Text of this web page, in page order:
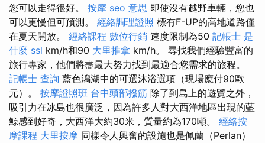
您可以走得很好。 按摩 seo 意思 即使沒有越野車輛，您也
可以更慢但可預測。 經絡調理證照 標有F-UP的高地道路僅
在夏天開放。 經絡課程 數位行銷 速度限制為50 記帳士 是
什麼 ssl km/h和90 大里推拿 km/h。 尋找我們經驗豐富的
旅行專家，他們將盡最大努力找到最適合您需求的旅程。
記帳士 查詢 藍色潟湖中的可選沐浴選項（現場應付90歐
元）。 按摩證照班 台中頭部撥筋 除了到島上的遊覽之外，
吸引力在冰島也很廣泛，因為許多人對大西洋地區出現的藍
鯨感到好奇，大西洋大約30米，質量約為170噸。 經絡按
摩課程 大里按摩 同樣令人興奮的設施也是佩蘭（Perlan）